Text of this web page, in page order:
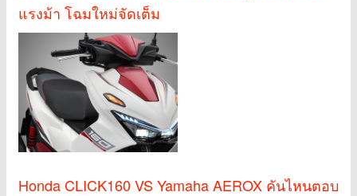
แรงม้า โฉมใหม่จัดเต็ม
Honda CLICK160 VS Yamaha AEROX คันไหนตอบ